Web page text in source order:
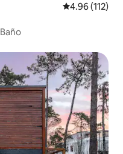
Calificación
4.96 (112)
Baño